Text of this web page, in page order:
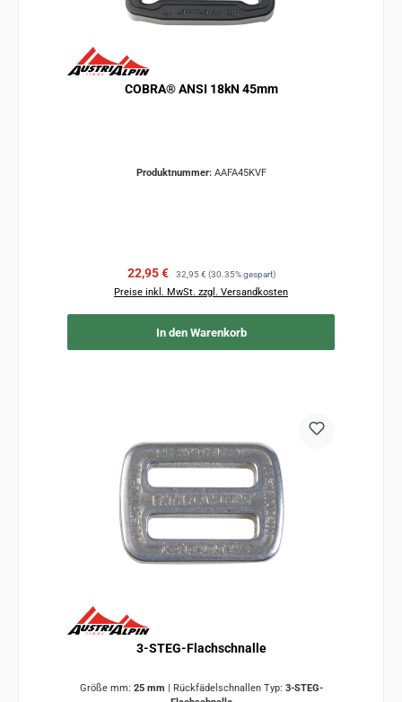
COBRA® ANSI 18kN 45mm
Produktnummer: AAFA45KVF
Verkaufspreis:
22,95 € Regulärer Preis:
32,95 € (30.35% gespart)
Preise inkl. MwSt. zzgl. Versandkosten
In den Warenkorb
3-STEG-Flachschnalle
Größe mm: 25 mm Rückfädelschnallen Typ: 3-STEG-